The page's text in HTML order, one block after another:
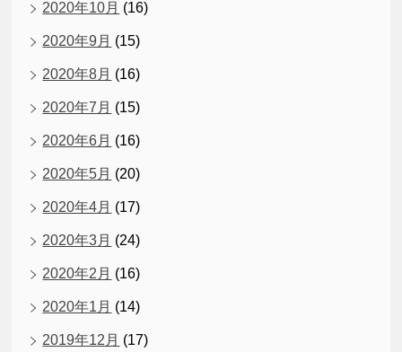
2020年10月 (16)
2020年9月 (15)
2020年8月 (16)
2020年7月 (15)
2020年6月 (16)
2020年5月 (20)
2020年4月 (17)
2020年3月 (24)
2020年2月 (16)
2020年1月 (14)
2019年12月 (17)